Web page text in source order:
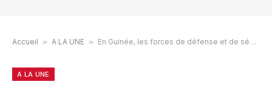
Accueil » A LA UNE » En Guinée, les forces de défense et de sécurité ont « commis des homicides » après la présidentielle, accuse Amnesty
A LA UNE